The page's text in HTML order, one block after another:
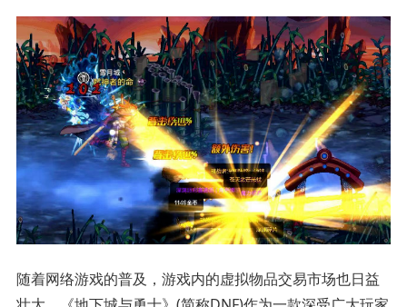
随着网络游戏的普及，游戏内的虚拟物品交易市场也日益